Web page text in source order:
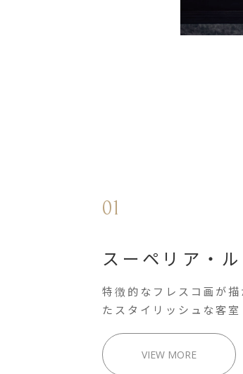
01
スーペリア・
特徴的なフレスコ画が
たスタイリッシュな客室
VIEW MORE